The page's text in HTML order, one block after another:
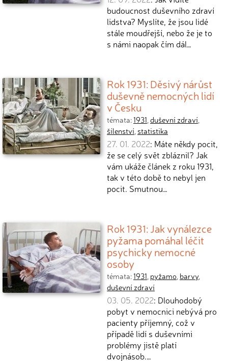
budoucnost duševního zdraví
lidstva? Myslíte, že jsou lidé
stále moudřejší, nebo že je to
s námi naopak čím dál…
Rok 1931: Děsivý nárůst
duševně nemocných lidí
v Česku
témata:1931,duševní zdraví,
šílenství, statistika
27. 01. 2022: Máte někdy pocit,
že se celý svět zbláznil? Jak
vám ukáže článek z roku 1931,
tak v této době to nebyl jen
pocit. Smutnou…
Rok 1931: Jak vynálezce
pyžama pomáhal léčit
psychicky nemocné
osoby
témata:1931, pyžamo, barvy,
duševní zdraví
03. 05. 2022: Dlouhodobý
pobyt v nemocnici nebývá pro
pacienty příjemný, což v
případě lidí s duševními
problémy jistě platí
dvojnásob.…